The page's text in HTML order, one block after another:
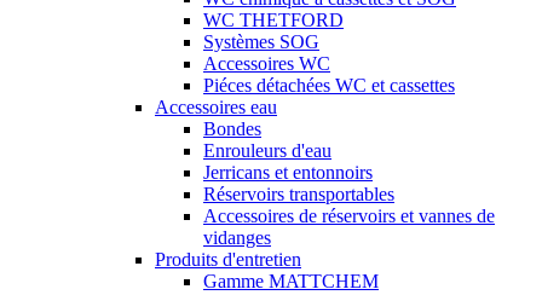
WC THETFORD
Systèmes SOG
Accessoires WC
Piéces détachées WC et cassettes
Accessoires eau
Bondes
Enrouleurs d'eau
Jerricans et entonnoirs
Réservoirs transportables
Accessoires de réservoirs et vannes de
vidanges
Produits d'entretien
Gamme MATTCHEM